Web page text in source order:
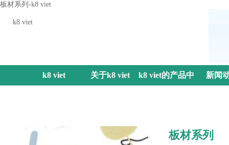
板材系列-k8 viet
k8 viet
k8 viet 关于k8 viet k8 viet的产品中 新闻
板材系列